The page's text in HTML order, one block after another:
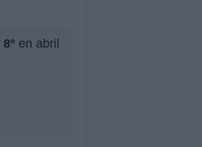
8º en abril